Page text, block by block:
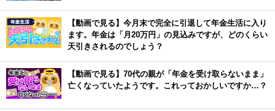
【動画で見る】今月末で完全に引退して年金生活に入り
ます。年金は「月20万円」の見込みですが、どのくらい
天引きされるのでしょう？
【動画で見る】70代の親が「年金を受け取らないまま」
亡くなっていたようです。これっておかしいですか…？